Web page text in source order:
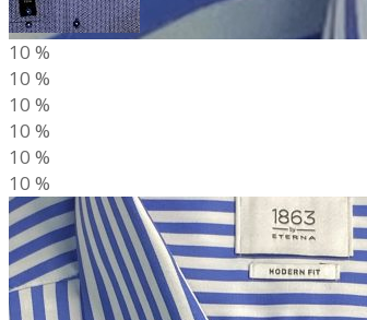
10 %
10 %
10 %
10 %
10 %
10 %